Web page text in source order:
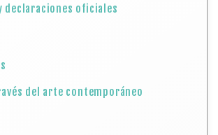
declaraciones oficiales
del arte contemporáneo